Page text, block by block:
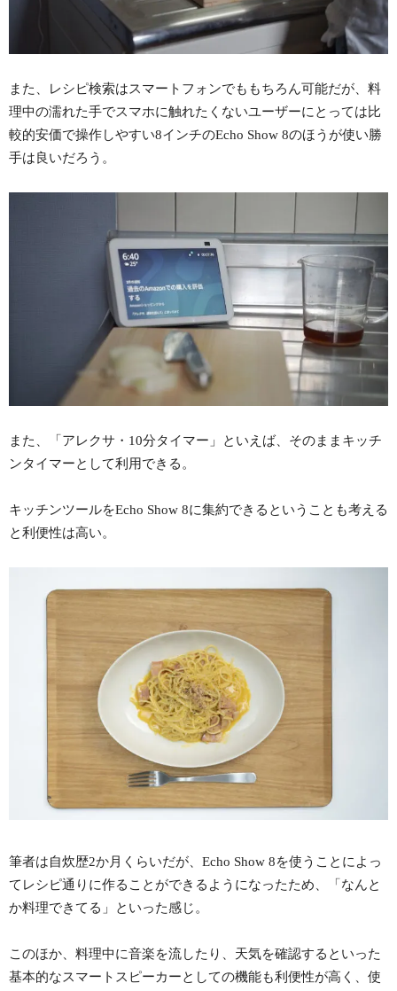
また、レシピ検索はスマートフォンでももちろん可能だが、料
理中の濡れた手でスマホに触れたくないユーザーにとっては比
較的安価で操作しやすい8インチのEcho Show 8のほうが使い勝
手は良いだろう。
また、「アレクサ・10分タイマー」といえば、そのままキッチ
ンタイマーとして利用できる。
キッチンツールをEcho Show 8に集約できるということも考える
と利便性は高い。
筆者は自炊歴2か月くらいだが、Echo Show 8を使うことによっ
てレシピ通りに作ることができるようになったため、「なんと
か料理できてる」といった感じ。
このほか、料理中に音楽を流したり、天気を確認するといった
基本的なスマートスピーカーとしての機能も利便性が高く、使